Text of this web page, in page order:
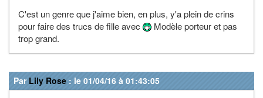
C'est un genre que j'aime bien, en plus, y'a plein de crins
pour faire des trucs de fille avec
Modèle porteur et pas
trop grand.
Par Lily Rose : le 01/04/16 à 01:43:05